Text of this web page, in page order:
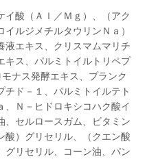
酸（Ａｌ／Ｍｇ）、（アク
ルジメチルタウリンＮａ）
液エキス、クリスマムマリチ
キス、パルミトイルトリペプ
ナス発酵エキス、プランク
チド－１、パルミトイルテト
、Ｎ－ヒドロキシコハク酸イ
、セルロースガム、ビタミン
酸）グリセリル、（クエン酸
グリセリル、コーン油、パン